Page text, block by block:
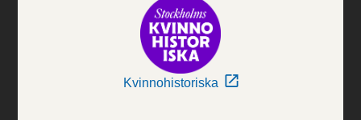
Kvinnohistoriska